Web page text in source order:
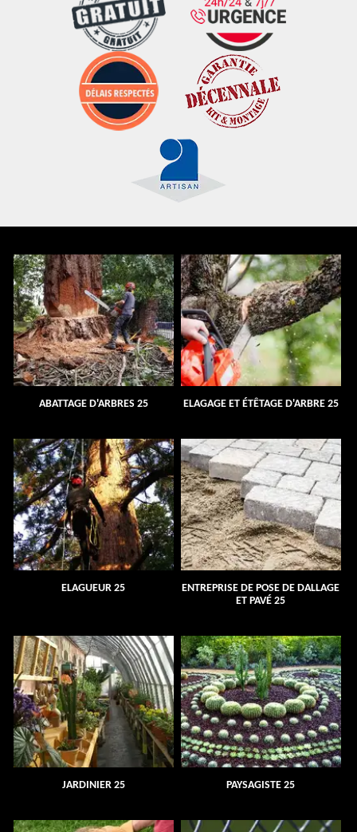
ABATTAGE D'ARBRES 25 ELAGAGE ET ÉTÊTAGE D'ARBRE 25
ELAGUEUR 25
ENTREPRISE DE POSE DE DALLAGE
ET PAVÉ 25
JARDINIER 25 PAYSAGISTE 25